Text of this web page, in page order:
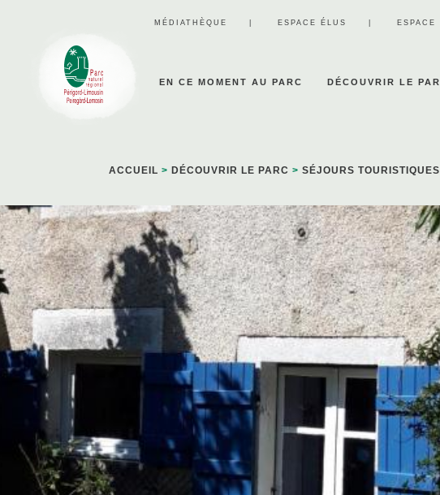
MÉDIATHÈQUE ESPACE ÉLUS ESPACE
EN CE MOMENT AU PARC DÉCOUVRIR LE
ACCUEIL > DÉCOUVRIR LE PARC > SÉJOURS TOURISTIQUES